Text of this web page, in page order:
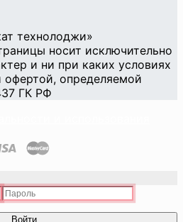
технолоджи»
носит исключительно
и ни при каких условиях
офертой, определяемой
ГК РФ
Войти